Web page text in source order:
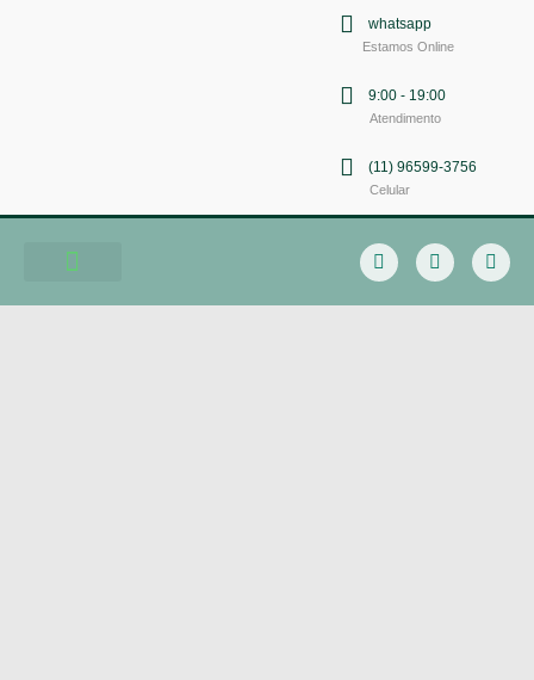
whatsapp
Estamos Online
9:00 - 19:00
Atendimento
(11) 96599-3756
Celular